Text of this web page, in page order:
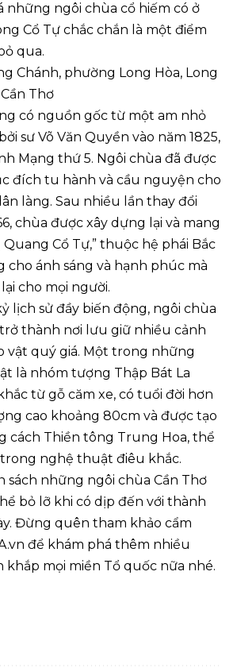
những ngôi chùa cổ hiếm có ở
Cổ Tự chắc chắn là một điểm
qua.
Chánh, phường Long Hòa, Long
Thơ
có nguồn gốc từ một am nhỏ
sư Võ Văn Quyền vào năm 1825,
Mạng thứ 5. Ngôi chùa đã được
đích tu hành và cầu nguyện cho
làng. Sau nhiều lần thay đổi
chùa được xây dựng lại và mang
Cổ Tự,” thuộc hệ phái Bắc
cho ánh sáng và hạnh phúc mà
cho mọi người.
lịch sử đầy biến động, ngôi chùa
thành nơi lưu giữ nhiều cảnh
vật quý giá. Một trong những
là nhóm tượng Thập Bát La
từ gỗ căm xe, có tuổi đời hơn
cao khoảng 80cm và được tạo
cách Thiền tông Trung Hoa, thể
trong nghệ thuật điêu khắc.
sách những ngôi chùa Cần Thơ
bỏ lỡ khi có dịp đến với thành
Đừng quên tham khảo cẩm
để khám phá thêm nhiều
khắp mọi miền Tổ quốc nữa nhé.